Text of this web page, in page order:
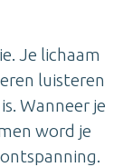
Je lichaam
luisteren
Wanneer je
word je